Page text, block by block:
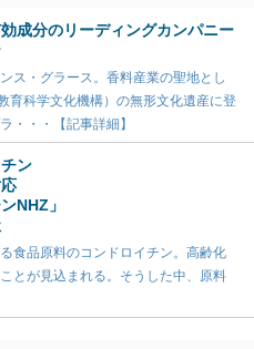
成分のリーディングカンパニー
ス・グラース。香料産業の聖地とし
育科学文化機構）の無形文化遺産に登
・・・【記事詳細】
ン
NHZ」
食品原料のコンドロイチン。高齢化
とが見込まれる。そうした中、原料